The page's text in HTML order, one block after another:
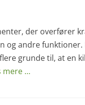
der overfører
og andre
grunde til, at en
mere …